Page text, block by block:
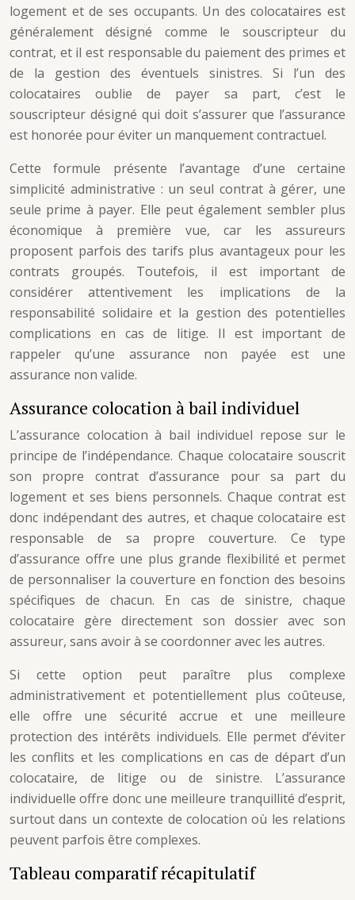
logement et de ses occupants. Un des colocataires est
généralement désigné comme le souscripteur du
contrat, et il est responsable du paiement des primes et
de la gestion des éventuels sinistres. Si l’un des
colocataires oublie de payer sa part, c’est le
souscripteur désigné qui doit s’assurer que l’assurance
est honorée pour éviter un manquement contractuel.
Cette formule présente l’avantage d’une certaine
simplicité administrative : un seul contrat à gérer, une
seule prime à payer. Elle peut également sembler plus
économique à première vue, car les assureurs
proposent parfois des tarifs plus avantageux pour les
contrats groupés. Toutefois, il est important de
considérer attentivement les implications de la
responsabilité solidaire et la gestion des potentielles
complications en cas de litige. Il est important de
rappeler qu’une assurance non payée est une
assurance non valide.
Assurance colocation à bail individuel
L’assurance colocation à bail individuel repose sur le
principe de l’indépendance. Chaque colocataire souscrit
son propre contrat d’assurance pour sa part du
logement et ses biens personnels. Chaque contrat est
donc indépendant des autres, et chaque colocataire est
responsable de sa propre couverture. Ce type
d’assurance offre une plus grande flexibilité et permet
de personnaliser la couverture en fonction des besoins
spécifiques de chacun. En cas de sinistre, chaque
colocataire gère directement son dossier avec son
assureur, sans avoir à se coordonner avec les autres.
Si cette option peut paraître plus complexe
administrativement et potentiellement plus coûteuse,
elle offre une sécurité accrue et une meilleure
protection des intérêts individuels. Elle permet d’éviter
les conflits et les complications en cas de départ d’un
colocataire, de litige ou de sinistre. L’assurance
individuelle offre donc une meilleure tranquillité d’esprit,
surtout dans un contexte de colocation où les relations
peuvent parfois être complexes.
Tableau comparatif récapitulatif